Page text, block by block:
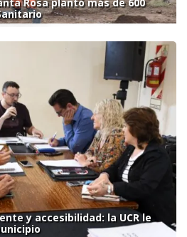
Rosa plantó más de 600
y accesibilidad: la UCR le